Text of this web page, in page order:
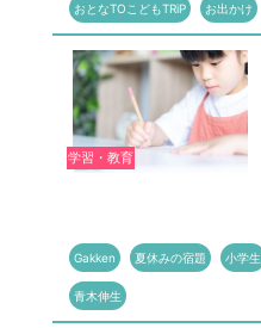
おとなTOこどもTRiP お出かけ
学習・教育
Gakken 夏休みの宿題 小学生
青木伸生